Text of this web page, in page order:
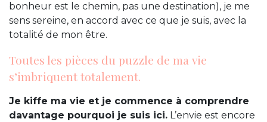
bonheur est le chemin, pas une destination), je me
sens sereine, en accord avec ce que je suis, avec la
totalité de mon être.
Toutes les pièces du puzzle de ma vie
s’imbriquent totalement.
Je kiffe ma vie et je commence à comprendre
davantage pourquoi je suis ici. L’envie est encore